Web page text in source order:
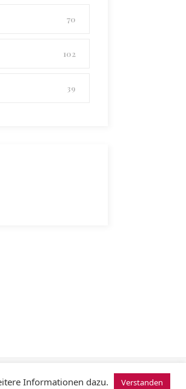
70
102
39
© 2024 Sugardating.de
Informationen dazu. Verstanden